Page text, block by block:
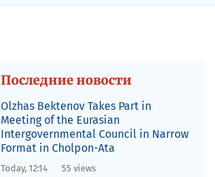
Последние новости
Olzhas Bektenov Takes Part in
Meeting of the Eurasian
Intergovernmental Council in Narrow
Format in Cholpon-Ata
Today, 12:14 55 views